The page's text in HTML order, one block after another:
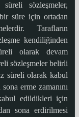
sözleşmeler,
süre için ortadan
Tarafların
kendiliğinden
olarak devam
sözleşmeler belirli
süreli olarak kabul
erme zamanını
edildikleri için
sona erdirilmesi